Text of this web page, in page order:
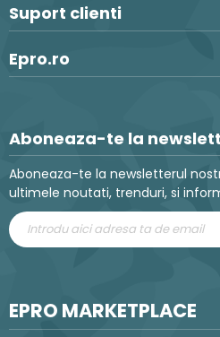
Suport clienti
Epro.ro
Aboneaza-te la
Aboneaza-te la newsletterul
ultimele noutati, trenduri, si
EPRO MARKETPLACE